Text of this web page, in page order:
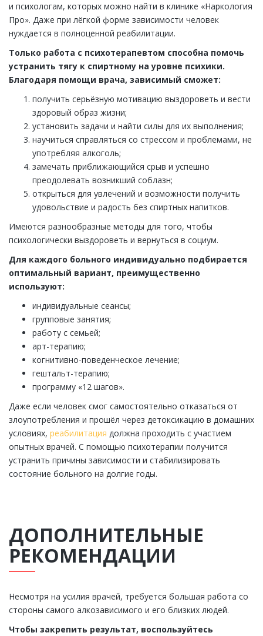
и психологам, которых можно найти в клинике «Наркология
Про». Даже при лёгкой форме зависимости человек
нуждается в полноценной реабилитации.
Только работа с психотерапевтом способна помочь
устранить тягу к спиртному на уровне психики.
Благодаря помощи врача, зависимый сможет:
получить серьёзную мотивацию выздороветь и вести
здоровый образ жизни;
установить задачи и найти силы для их выполнения;
научиться справляться со стрессом и проблемами, не
употребляя алкоголь;
замечать приближающийся срыв и успешно
преодолевать возникший соблазн;
открыться для увлечений и возможности получить
удовольствие и радость без спиртных напитков.
Имеются разнообразные методы для того, чтобы
психологически выздороветь и вернуться в социум.
Для каждого больного индивидуально подбирается
оптимальный вариант, преимущественно
используют:
индивидуальные сеансы;
групповые занятия;
работу с семьей;
арт-терапию;
когнитивно-поведенческое лечение;
гештальт-терапию;
программу «12 шагов».
Даже если человек смог самостоятельно отказаться от
злоупотребления и прошёл через детоксикацию в домашних
условиях, реабилитация должна проходить с участием
опытных врачей. С помощью психотерапии получится
устранить причины зависимости и стабилизировать
состояние больного на долгие годы.
ДОПОЛНИТЕЛЬНЫЕ
РЕКОМЕНДАЦИИ
Несмотря на усилия врачей, требуется большая работа со
стороны самого алкозависимого и его близких людей.
Чтобы закрепить результат, воспользуйтесь